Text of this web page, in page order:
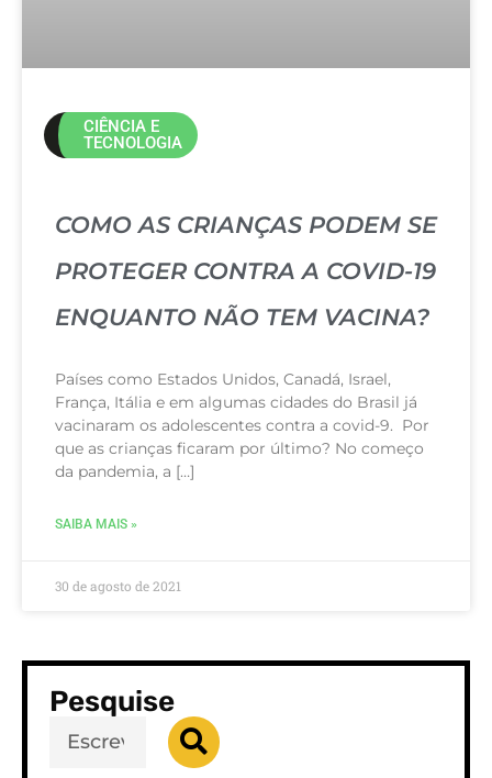
CIÊNCIA E
TECNOLOGIA
COMO AS CRIANÇAS PODEM SE
PROTEGER CONTRA A COVID-19
ENQUANTO NÃO TEM VACINA?
Países como Estados Unidos, Canadá, Israel,
França, Itália e em algumas cidades do Brasil já
vacinaram os adolescentes contra a covid-9. Por
que as crianças ficaram por último? No começo
da pandemia, a […]
SAIBA MAIS »
30 de agosto de 2021
Pesquise